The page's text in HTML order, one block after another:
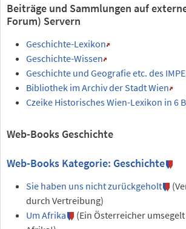
Beiträge und Sammlungen auf
Forum) Servern
Geschichte-Lexikon
Geschichte-Wissen
Geschichte und Geografie etc. des
Bibliothek im Archiv der Stadt Wien
Czeike Historisches Wien-Lexikon in 6
Web-Books Geschichte
Web-Books Kategorie: Geschichte
Sie haben uns nicht zurückgeholt
durch Vertreibung)
Um Afrika
(Ein Österreicher